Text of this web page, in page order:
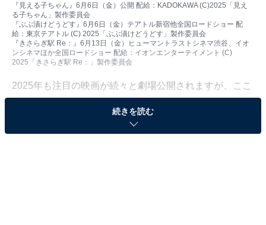
『見える子ちゃん』6月6日（金）公開 配給：KADOKAWA (C)2025「見え
る子ちゃん」製作委員会
『ぶぶ漬けどうどす』6月6日（金）テアトル新宿他全国ロードショー 配
給：東京テアトル (C) 2025「ぶぶ漬けどうどす」製作委員会
『きさらぎ駅 Re：』6月13日（金）ヒューマントラストシネマ渋谷、イオ
ンシネマほか全国ロードショー 配給：イオンエンターテイメント (C)
2025「きさらぎ駅 Re：」製作委員会
2025年も注目の映画が続々と劇場公開されますが、ここ
単に「怖い」だけではない、バラエティー豊
かな特徴があることも、きっと分かるはずです。
続きを読む